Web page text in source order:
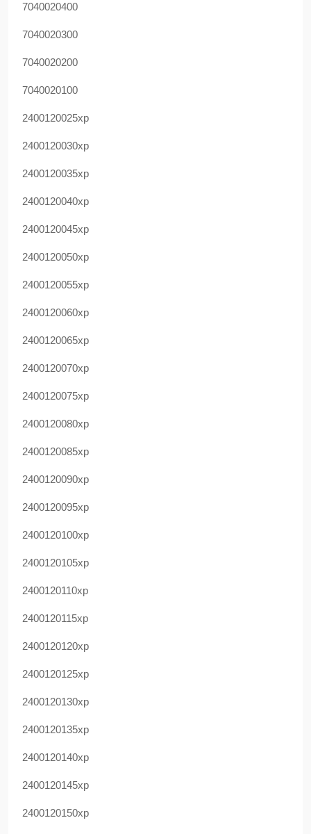
7040020400
7040020300
7040020200
7040020100
2400120025xp
2400120030xp
2400120035xp
2400120040xp
2400120045xp
2400120050xp
2400120055xp
2400120060xp
2400120065xp
2400120070xp
2400120075xp
2400120080xp
2400120085xp
2400120090xp
2400120095xp
2400120100xp
2400120105xp
2400120110xp
2400120115xp
2400120120xp
2400120125xp
2400120130xp
2400120135xp
2400120140xp
2400120145xp
2400120150xp